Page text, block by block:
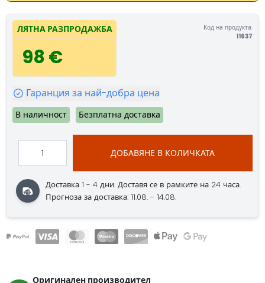
ЛЯТНА РАЗПРОДАЖБА
98 €
Код на продукта:
11637
Гаранция за най-добра цена
В наличност Безплатна доставка
ДОБАВЯНЕ В КОЛИЧКАТА
Доставка 1 - 4 дни.Доставя се в рамките на 24 часа.
Прогноза за доставка: 11.08. - 14.08.
Оригинален производител